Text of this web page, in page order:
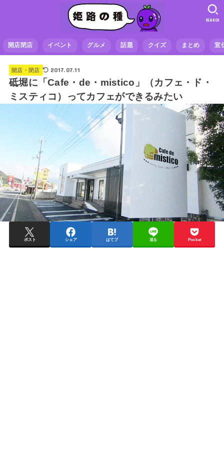
開店閉店 イベント グルメ 話題 クイズ まとめ 宣
SEARCH
開店・閉店 2017.07.11
砥堀に「Cafe・de・mistico」（カフェ・ド・
ミスティコ）ってカフェができるみたい
ポスト シェア はてブ 送る Pocket